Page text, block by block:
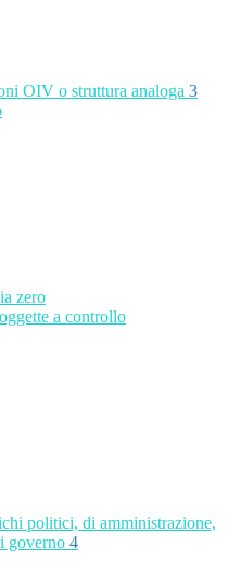
OIV o struttura analoga 3
zero
a controllo
politici, di amministrazione,
governo 4